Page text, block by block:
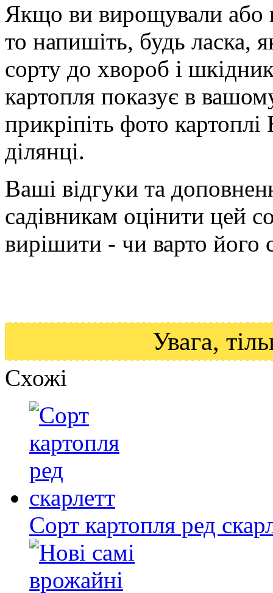
Якщо ви вирощували або
то напишіть, будь ласка,
сорту до хвороб і
картопля показує в
прикріпіть фото
ділянці.
Ваші відгуки та
садівникам оцінити цей
вирішити - чи варто його
Увага,
Схожі
Сорт картопля ред